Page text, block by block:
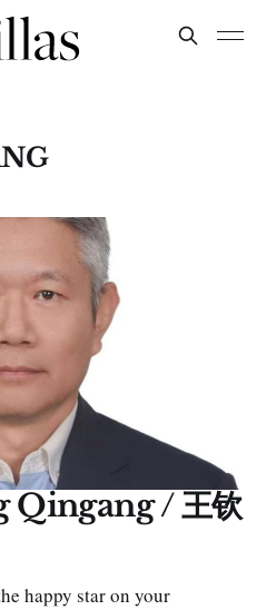
Qingang / 王钦
happy star on your